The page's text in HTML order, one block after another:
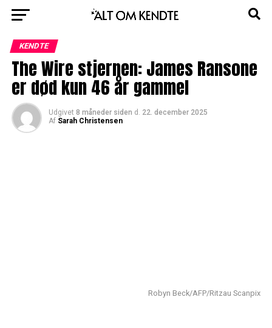
KENDTE
The Wire stjernen: James Ransone
er død kun 46 år gammel
Udgivet 8 måneder siden d. 22. december 2025
Af Sarah Christensen
Robyn Beck/AFP/Ritzau Scanpix